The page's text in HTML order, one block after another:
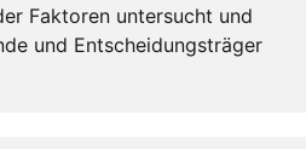
Faktoren untersucht und
und Entscheidungsträger